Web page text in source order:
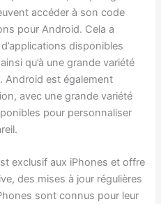
accéder à son code
pour Android. Cela a
disponibles
qu’à une grande variété
Android est également
avec une grande variété
pour personnaliser
exclusif aux iPhones et offre
des mises à jour régulières
sont connus pour leur